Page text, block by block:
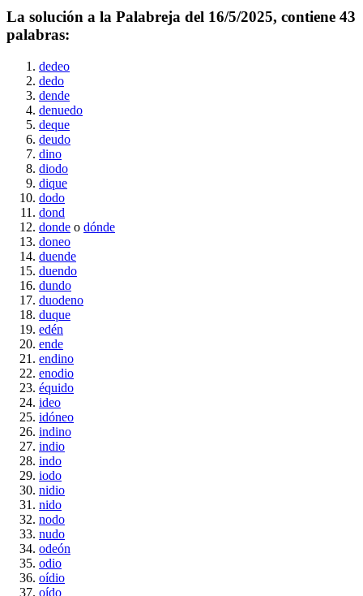
La solución a la Palabreja del 16/5/2025, contiene 43
palabras:
dedeo
dedo
dende
denuedo
deque
deudo
dino
diodo
dique
dodo
dond
donde o dónde
doneo
duende
duendo
dundo
duodeno
duque
edén
ende
endino
enodio
équido
ideo
idóneo
indino
indio
indo
iodo
nidio
nido
nodo
nudo
odeón
odio
oídio
oído